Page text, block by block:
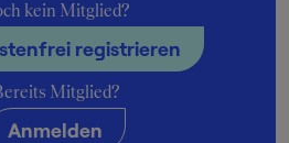
kein Mitglied?
registrieren
Mitglied?
Anmelden